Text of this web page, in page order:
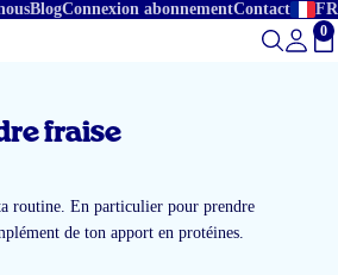
BlogConnexion abonnementContact FR
0
fraise
routine. En particulier pour prendre
de ton apport en protéines.